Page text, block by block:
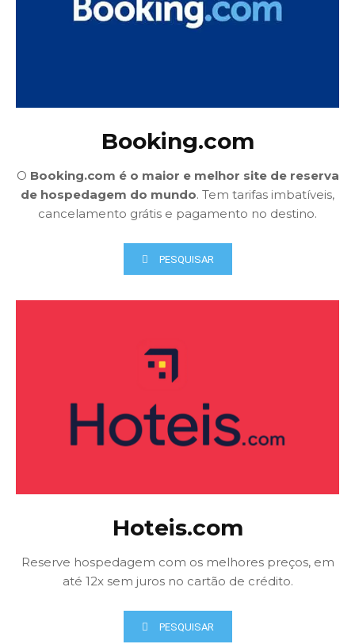
Booking.com
O Booking.com é o maior e melhor site de reserva
de hospedagem do mundo. Tem tarifas imbatíveis,
cancelamento grátis e pagamento no destino.
PESQUISAR
Hoteis.com
Reserve hospedagem com os melhores preços, em
até 12x sem juros no cartão de crédito.
PESQUISAR